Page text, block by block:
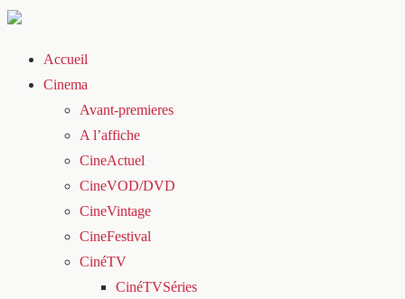
Accueil
Cinema
Avant-premieres
A l’affiche
CineActuel
CineVOD/DVD
CineVintage
CineFestival
CinéTV
CinéTVSéries